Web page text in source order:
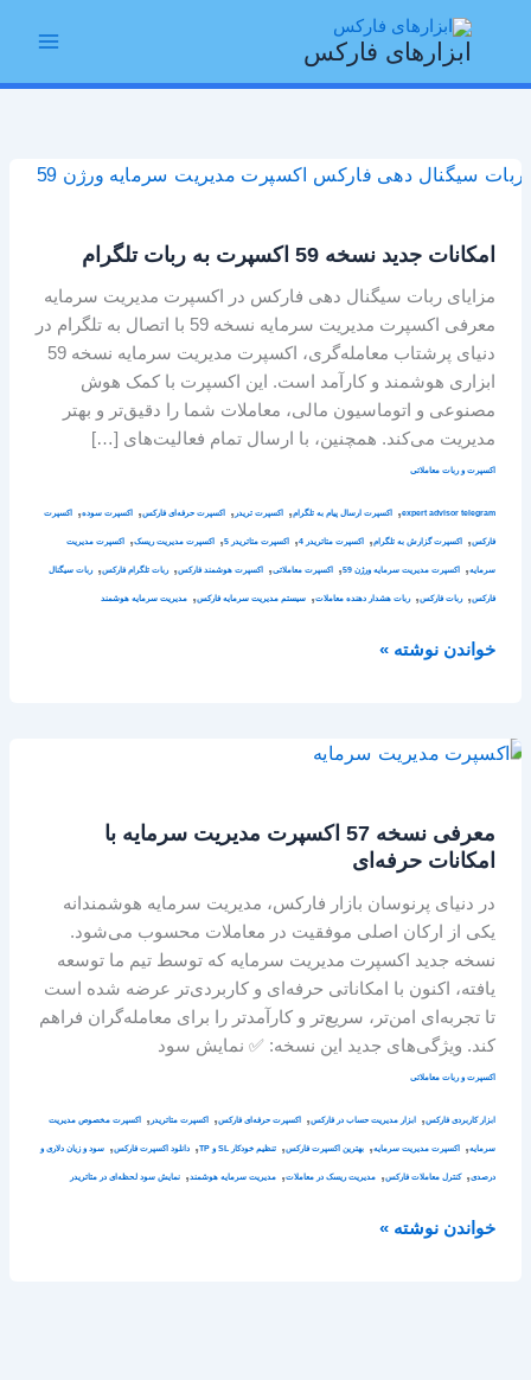
ابزارهای فارکس
امکانات جدید نسخه 59 اکسپرت به ربات تلگرام
مزایای ربات سیگنال دهی فارکس در اکسپرت مدیریت سرمایه
معرفی اکسپرت مدیریت سرمایه نسخه 59 با اتصال به تلگرام در
دنیای پرشتاب معامله‌گری، اکسپرت مدیریت سرمایه نسخه 59
ابزاری هوشمند و کارآمد است. این اکسپرت با کمک هوش
مصنوعی و اتوماسیون مالی، معاملات شما را دقیق‌تر و بهتر
مدیریت می‌کند. همچنین، با ارسال تمام فعالیت‌های […]
اکسپرت و ربات معاملاتی
expert advisor telegram
, اکسپرت ارسال پیام به تلگرام, اکسپرت تریدر , اکسپرت حرفه‌ای فارکس, اکسپرت سوده, اکسپرت
فارکس, اکسپرت گزارش به تلگرام, اکسپرت متاتریدر 4 , اکسپرت متاتریدر 5 , اکسپرت مدیریت ریسک, اکسپرت مدیریت
سرمایه, اکسپرت مدیریت سرمایه ورژن 59 , اکسپرت معاملاتی, اکسپرت هوشمند فارکس,ربات تلگرام فارکس,ربات سیگنال
فارکس,ربات فارکس,ربات هشدار دهنده معاملات, سیستم مدیریت سرمایه فارکس, مدیریت سرمایه هوشمند
امکانات
59
اکسپرت
ربات
تلگرام
خواندن نوشته »
معرفی نسخه 57 اکسپرت مدیریت سرمایه با
امکانات حرفه‌ای
در دنیای پرنوسان بازار فارکس، مدیریت سرمایه هوشمندانه
یکی از ارکان اصلی موفقیت در معاملات محسوب می‌شود.
نسخه جدید اکسپرت مدیریت سرمایه که توسط تیم ما توسعه
یافته، اکنون با امکاناتی حرفه‌ای و کاربردی‌تر عرضه شده است
تا تجربه‌ای امن‌تر، سریع‌تر و کارآمدتر را برای معامله‌گران فراهم
کند. ویژگی‌های جدید این نسخه: ✅ نمایش سود
اکسپرت و ربات معاملاتی
ابزار کاربردی فارکس, ابزار مدیریت حساب در فارکس, اکسپرت حرفه‌ای فارکس, اکسپرت متاتریدر , اکسپرت مخصوص مدیریت
سرمایه, اکسپرت مدیریت سرمایه, بهترین اکسپرت فارکس, تنظیم خودکار SL و TP , دانلود اکسپرت فارکس, سود و زیان دلاری و
درصدی,کنترل معاملات فارکس, مدیریت ریسک در معاملات, مدیریت سرمایه هوشمند, نمایش سود لحظه‌ای در متاتریدر
معرفی
اکسپرت
مدیریت
سرمایه
با
حرفه‌ای
خواندن نوشته »